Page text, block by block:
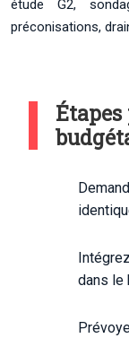
étude G2,
préconisations,
dans le